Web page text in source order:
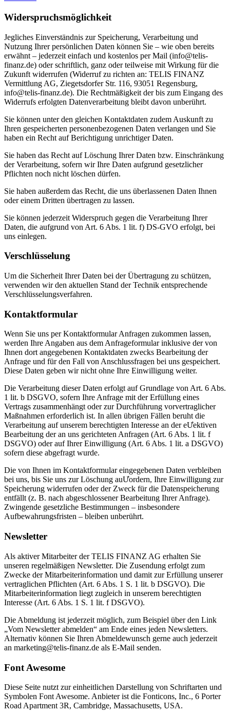
Widerspruchsmöglichkeit
Jegliches Einverständnis zur Speicherung, Verarbeitung und
Nutzung Ihrer persönlichen Daten können Sie – wie oben bereits
erwähnt – jederzeit einfach und kostenlos per Mail (info@telis-
finanz.de) oder schriftlich, ganz oder teilweise mit Wirkung für die
Zukunft widerrufen (Widerruf zu richten an: TELIS FINANZ
Vermittlung AG, Ziegetsdorfer Str. 116, 93051 Regensburg,
info@telis-finanz.de). Die Rechtmäßigkeit der bis zum Eingang des
Widerrufs erfolgten Datenverarbeitung bleibt davon unberührt.
Sie können unter den gleichen Kontaktdaten zudem Auskunft zu
Ihren gespeicherten personenbezogenen Daten verlangen und Sie
haben ein Recht auf Berichtigung unrichtiger Daten.
Sie haben das Recht auf Löschung Ihrer Daten bzw. Einschränkung
der Verarbeitung, sofern wir Ihre Daten aufgrund gesetzlicher
Pflichten noch nicht löschen dürfen.
Sie haben außerdem das Recht, die uns überlassenen Daten Ihnen
oder einem Dritten übertragen zu lassen.
Sie können jederzeit Widerspruch gegen die Verarbeitung Ihrer
Daten, die aufgrund von Art. 6 Abs. 1 lit. f) DS-GVO erfolgt, bei
uns einlegen.
Verschlüsselung
Um die Sicherheit Ihrer Daten bei der Übertragung zu schützen,
verwenden wir den aktuellen Stand der Technik entsprechende
Verschlüsselungsverfahren.
Kontaktformular
Wenn Sie uns per Kontaktformular Anfragen zukommen lassen,
werden Ihre Angaben aus dem Anfrageformular inklusive der von
Ihnen dort angegebenen Kontaktdaten zwecks Bearbeitung der
Anfrage und für den Fall von Anschlussfragen bei uns gespeichert.
Diese Daten geben wir nicht ohne Ihre Einwilligung weiter.
Die Verarbeitung dieser Daten erfolgt auf Grundlage von Art. 6 Abs.
1 lit. b DSGVO, sofern Ihre Anfrage mit der Erfüllung eines
Vertrags zusammenhängt oder zur Durchführung vorvertraglicher
Maßnahmen erforderlich ist. In allen übrigen Fällen beruht die
Verarbeitung auf unserem berechtigten Interesse an der eƯektiven
Bearbeitung der an uns gerichteten Anfragen (Art. 6 Abs. 1 lit. f
DSGVO) oder auf Ihrer Einwilligung (Art. 6 Abs. 1 lit. a DSGVO)
sofern diese abgefragt wurde.
Die von Ihnen im Kontaktformular eingegebenen Daten verbleiben
bei uns, bis Sie uns zur Löschung auƯordern, Ihre Einwilligung zur
Speicherung widerrufen oder der Zweck für die Datenspeicherung
entfällt (z. B. nach abgeschlossener Bearbeitung Ihrer Anfrage).
Zwingende gesetzliche Bestimmungen – insbesondere
Aufbewahrungsfristen – bleiben unberührt.
Newsletter
Als aktiver Mitarbeiter der TELIS FINANZ AG erhalten Sie
unseren regelmäßigen Newsletter. Die Zusendung erfolgt zum
Zwecke der Mitarbeiterinformation und damit zur Erfüllung unserer
vertraglichen Pflichten (Art. 6 Abs. 1 S. 1 lit. b DSGVO). Die
Mitarbeiterinformation liegt zugleich in unserem berechtigten
Interesse (Art. 6 Abs. 1 S. 1 lit. f DSGVO).
Die Abmeldung ist jederzeit möglich, zum Beispiel über den Link
„Vom Newsletter abmelden“ am Ende eines jeden Newsletters.
Alternativ können Sie Ihren Abmeldewunsch gerne auch jederzeit
an marketing@telis-finanz.de als E-Mail senden.
Font Awesome
Diese Seite nutzt zur einheitlichen Darstellung von Schriftarten und
Symbolen Font Awesome. Anbieter ist die Fonticons, Inc., 6 Porter
Road Apartment 3R, Cambridge, Massachusetts, USA.